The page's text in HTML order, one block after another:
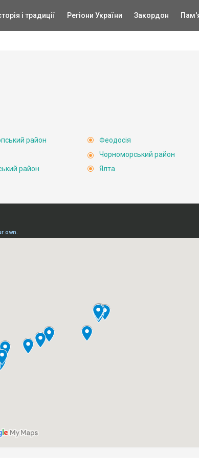
і традиції Регіони України Закордон
район
район
Феодосія
Чорноморський район
Ялта